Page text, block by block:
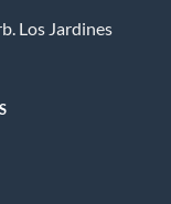
Los Jardines